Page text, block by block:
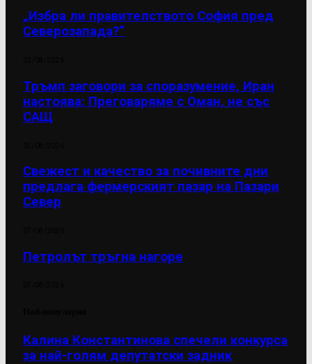
„Избра ли правителството София пред
Северозапада?“
Тръмп заговори за споразумение, Иран
настоява: Преговаряме с Оман, не със
САЩ
Свежест и качество за почивните дни
предлага фермерският пазар на Пазари
Север
Петролът тръгна нагоре
Калина Константинова спечели конкурса
за най-голям депутатски задник